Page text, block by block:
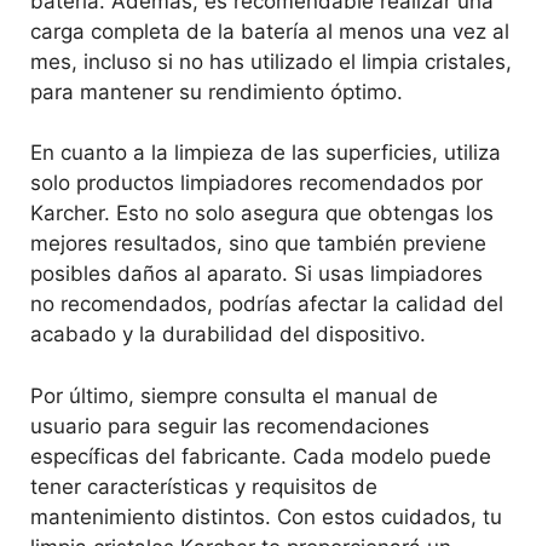
carga completa de la batería al menos una vez al
mes, incluso si no has utilizado el limpia cristales,
para mantener su rendimiento óptimo.
En cuanto a la limpieza de las superficies, utiliza
solo productos limpiadores recomendados por
Karcher. Esto no solo asegura que obtengas los
mejores resultados, sino que también previene
posibles daños al aparato. Si usas limpiadores
no recomendados, podrías afectar la calidad del
acabado y la durabilidad del dispositivo.
Por último, siempre consulta el manual de
usuario para seguir las recomendaciones
específicas del fabricante. Cada modelo puede
tener características y requisitos de
mantenimiento distintos. Con estos cuidados, tu